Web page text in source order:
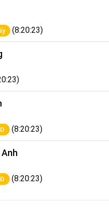
(8:20:23)
(8:20:23)
(8:20:23)